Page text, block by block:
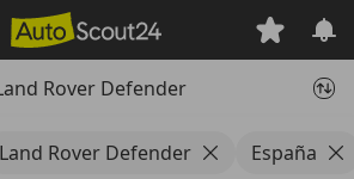
Rover Defender
Land Rover Defender España